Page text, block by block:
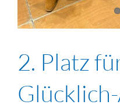
2. Platz